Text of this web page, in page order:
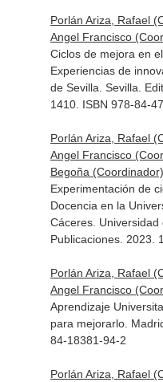
Porlán Ariza, Rafael
Angel Francisco
Ciclos de mejora en
Experiencias de
de Sevilla. Sevilla.
1410. ISBN 978-84-
Porlán Ariza, Rafael
Angel Francisco
Begoña
Experimentación de
Docencia en la
Cáceres.
Publicaciones. 2023.
Porlán Ariza, Rafael
Angel Francisco
Aprendizaje
para mejorarlo.
84-18381-94-2
Porlán Ariza, Rafael